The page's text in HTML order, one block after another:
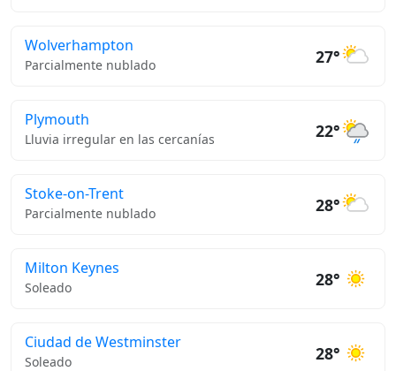
Wolverhampton
Parcialmente nublado 27°
Plymouth
Lluvia irregular en las cercanías 22°
Stoke-on-Trent
Parcialmente nublado 28°
Milton Keynes
Soleado 28°
Ciudad de Westminster
Soleado 28°